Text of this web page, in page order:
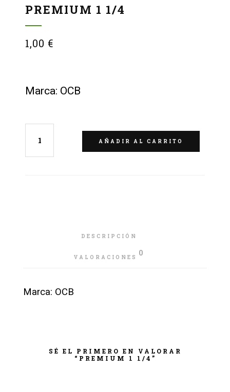
PREMIUM 1 1/4
1,00 €
Marca: OCB
AÑADIR AL CARRITO
DESCRIPCIÓN
VALORACIONES 0
Marca: OCB
SÉ EL PRIMERO EN VALORAR
“PREMIUM 1 1/4”